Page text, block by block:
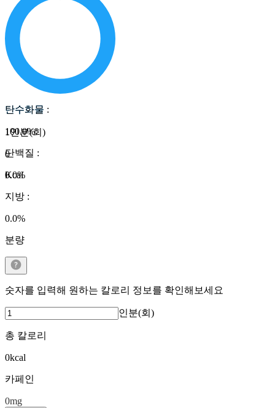
탄수화물
1인분(회)
0
Kcal
탄수화물 :
100.0%
단백질 :
0.0%
지방 :
0.0%
분량
숫자를 입력해 원하는 칼로리 정보를 확인해보세요
인분(회)
총 칼로리
0kcal
카페인
0mg